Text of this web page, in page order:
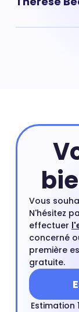
gratuit et
Vous
N'hésitez
effectuer
concerné
première
gratuite.
Estimation